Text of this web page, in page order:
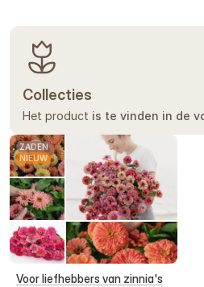
rovnou v sadbovači a
přesazujte.
Collecties
Het product is te vinden in de
ZADEN
NIEUW
Voor liefhebbers van zinnia's